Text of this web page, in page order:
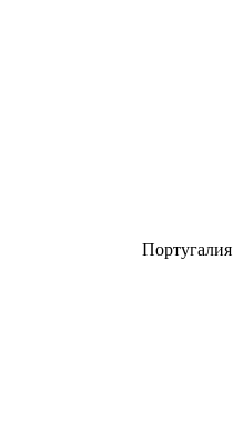
Португалия